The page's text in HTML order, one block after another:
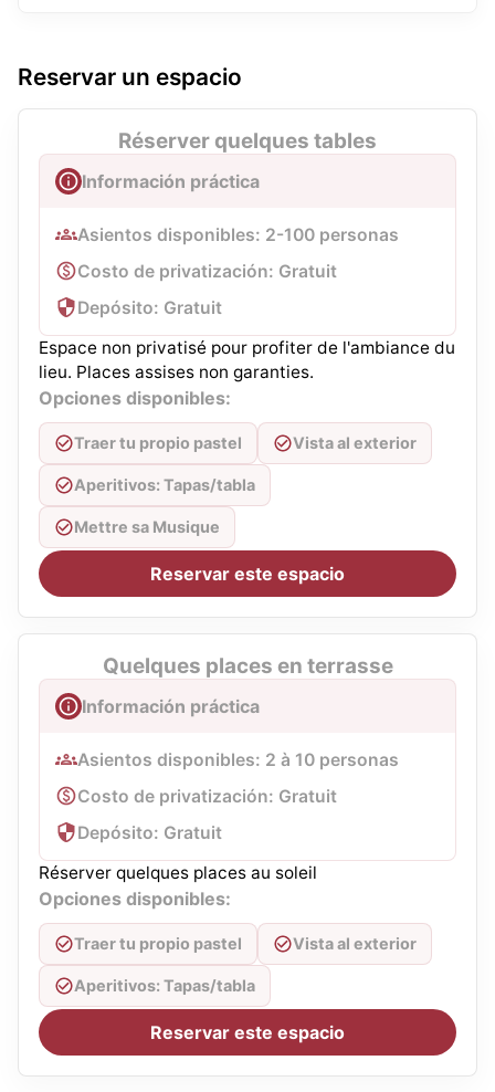
Reservar un espacio
Réserver quelques tables
Información práctica
Asientos disponibles: 2-100 personas
Costo de privatización: Gratuit
Depósito: Gratuit
Espace non privatisé pour profiter de l'ambiance du
lieu. Places assises non garanties.
Opciones disponibles:
Traer tu propio pastel Vista al exterior
Aperitivos: Tapas/tabla
Mettre sa Musique
Reservar este espacio
Quelques places en terrasse
Información práctica
Asientos disponibles: 2 à 10 personas
Costo de privatización: Gratuit
Depósito: Gratuit
Réserver quelques places au soleil
Opciones disponibles:
Traer tu propio pastel Vista al exterior
Aperitivos: Tapas/tabla
Reservar este espacio